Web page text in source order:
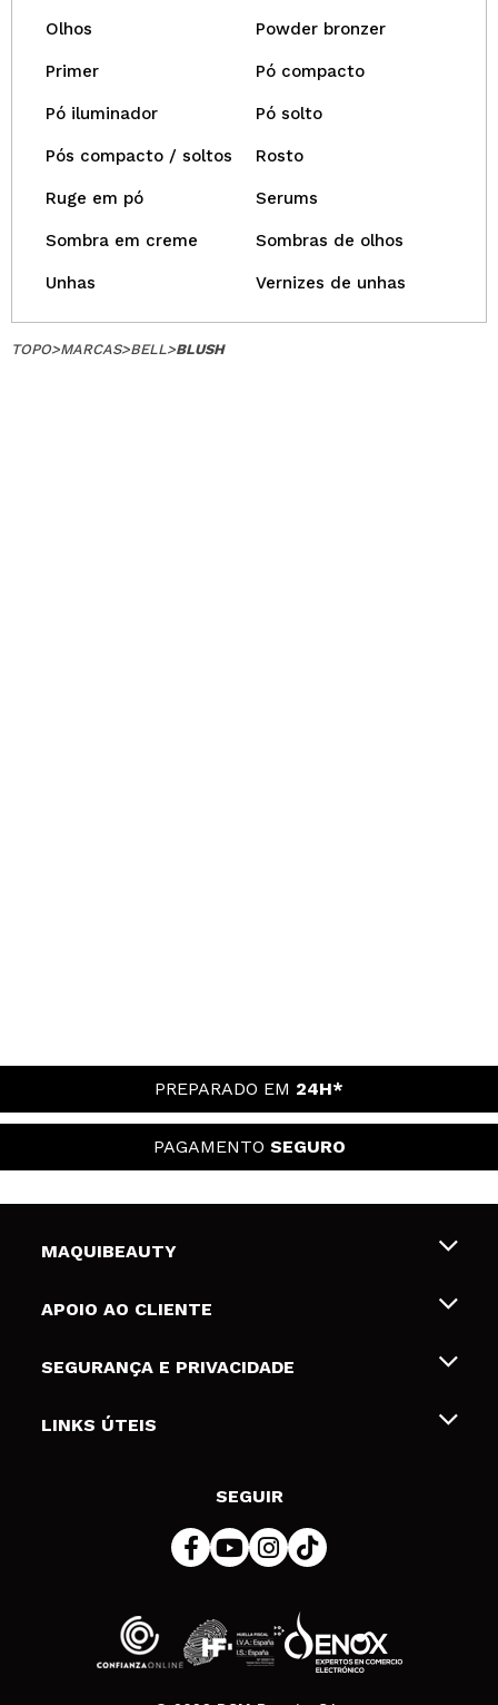
Olhos Powder bronzer
Primer Pó compacto
Pó iluminador Pó solto
Pós compacto / soltos Rosto
Ruge em pó Serums
Sombra em creme Sombras de olhos
Unhas Vernizes de unhas
TOPO>MARCAS>BELL>BLUSH
PREPARADO EM 24H*
PAGAMENTO SEGURO
MAQUIBEAUTY
Sobre nós
Gift Cards
APOIO AO CLIENTE
Envios e Devoluções
Formas de pagamento
SEGURANÇA E PRIVACIDADE
Termos e Privacidade
LINKS ÚTEIS
SEGUIR